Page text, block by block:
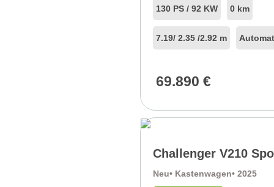
130 PS / 92 KW 0 km
7.19/ 2.35 /2.92 m
69.890 €
Challenger V210
Neu• Kastenwagen• 2025